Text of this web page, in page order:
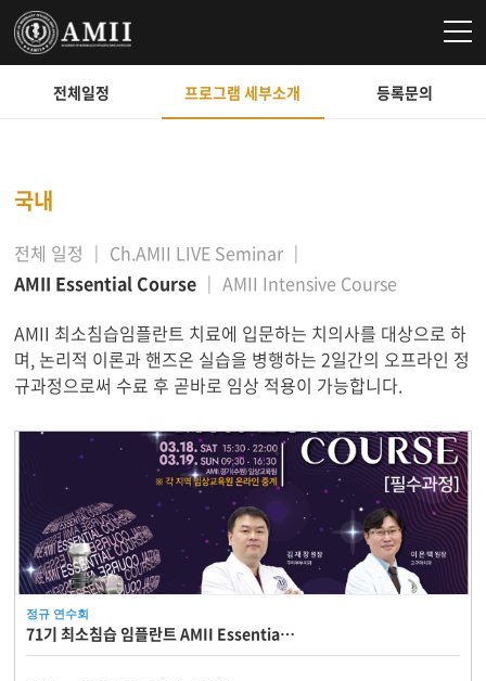
전체일정 프로그램 세부소개 등록문의
국내
전체 일정
Ch.AMII LIVE Seminar
AMII Essential Course
AMII Intensive Course
AMII 최소침습임플란트 치료에 입문하는 치의사를 대상으로 하
며, 논리적 이론과 핸즈온 실습을 병행하는 2일간의 오프라인 정
규과정으로써 수료 후 곧바로 임상 적용이 가능합니다.
정규 연수회
71기 최소침습 임플란트 AMII Essentia…